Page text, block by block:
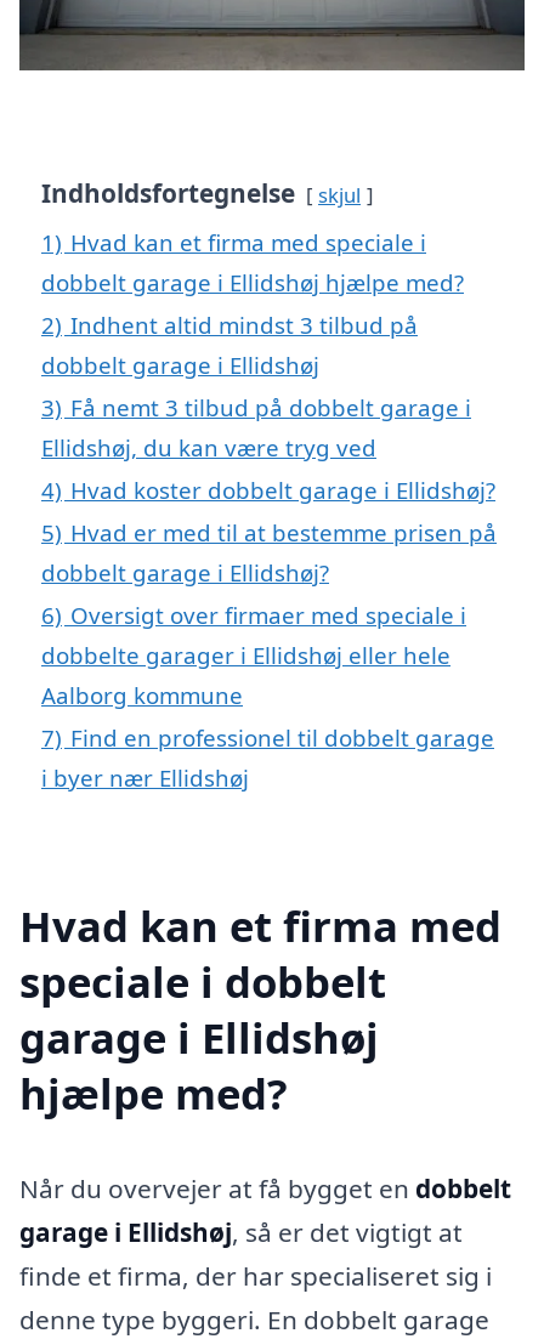
Indholdsfortegnelse skjul
1) Hvad kan et firma med speciale i
dobbelt garage i Ellidshøj hjælpe med?
2) Indhent altid mindst 3 tilbud på
dobbelt garage i Ellidshøj
3) Få nemt 3 tilbud på dobbelt garage i
Ellidshøj, du kan være tryg ved
4) Hvad koster dobbelt garage i Ellidshøj?
5) Hvad er med til at bestemme prisen på
dobbelt garage i Ellidshøj?
6) Oversigt over firmaer med speciale i
dobbelte garager i Ellidshøj eller hele
Aalborg kommune
7) Find en professionel til dobbelt garage
i byer nær Ellidshøj
Hvad kan et firma med
speciale i dobbelt
garage i Ellidshøj
hjælpe med?
Når du overvejer at få bygget en dobbelt
garage i Ellidshøj, så er det vigtigt at
finde et firma, der har specialiseret sig i
denne type byggeri. En dobbelt garage